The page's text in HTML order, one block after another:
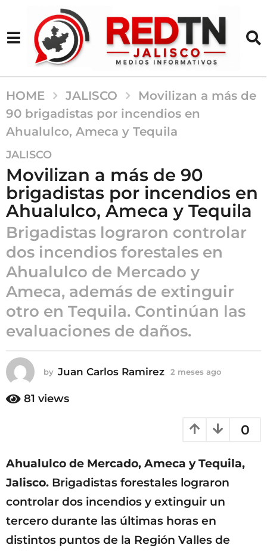
HOME JALISCO
Movilizan a más de
90 brigadistas por incendios en
Ahualulco, Ameca y Tequila
2
m
e
s
e
a
g
o
2
m
e
e
a
g
o
JALISCO
Movilizan a más de 90
brigadistas por incendios en
Ahualulco, Ameca y Tequila
Brigadistas lograron controlar
dos incendios forestales en
Ahualulco de Mercado y
Ameca, además de extinguir
otro en Tequila. Continúan las
evaluaciones de daños.
by Juan Carlos Ramirez 2 meses ago
s
o
81 views
0
Ahualulco de Mercado, Ameca y Tequila,
Jalisco. Brigadistas forestales lograron
controlar dos incendios y extinguir un
tercero durante las últimas horas en
distintos puntos de la Región Valles de